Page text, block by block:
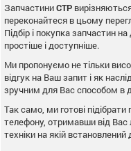
ЗапчастиниCTP
переконайтеся в цьому
Підбір і покупка запчастин на
простіше і доступніше.
Ми пропонуємо не тільки
відгук на Ваш запит і як
зручним для Вас способом в
Так само, ми готові
телефону, отримавши від
техніки на якій встановлений